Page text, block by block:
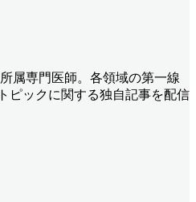
属専門医師。各領域の第一線
ピックに関する独自記事を配信